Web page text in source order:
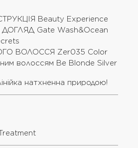
Beauty Experience
Gate Wash&Ocean
ВОЛОССЯ Zer035 Color
волоссям Be Blonde Silver
натхненна природою!